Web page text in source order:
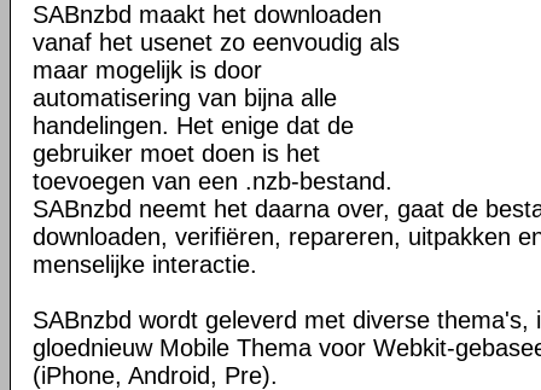
SABnzbd maakt het downloaden
vanaf het usenet zo eenvoudig als
maar mogelijk is door
automatisering van bijna alle
handelingen. Het enige dat de
gebruiker moet doen is het
toevoegen van een .nzb-bestand.
SABnzbd neemt het daarna over, gaat de
downloaden, verifiëren, repareren, uitpakken
menselijke interactie.
SABnzbd wordt geleverd met diverse thema's,
gloednieuw Mobile Thema voor Webkit-
(iPhone, Android, Pre).